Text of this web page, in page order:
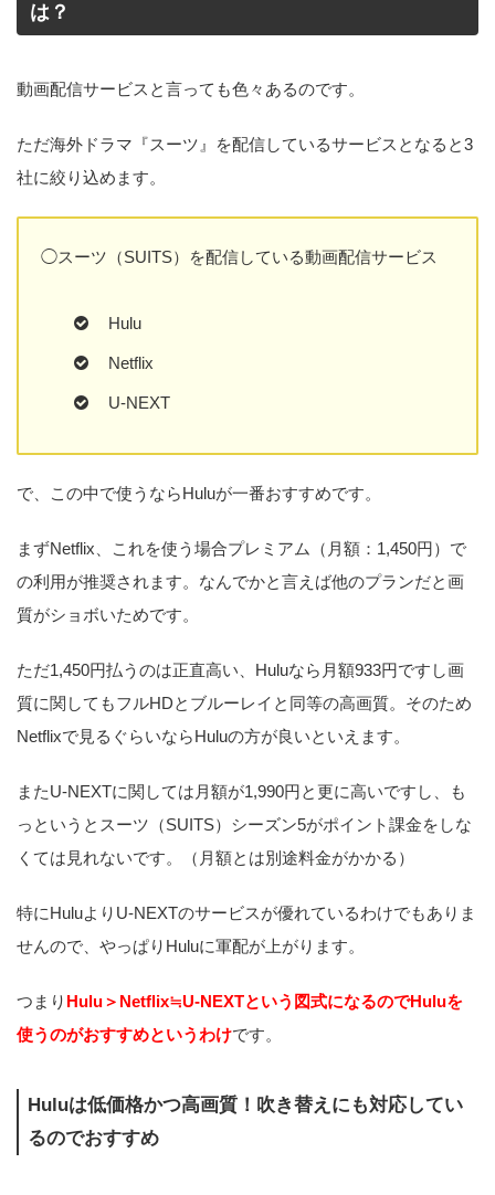
は？
動画配信サービスと言っても色々あるのです。
ただ海外ドラマ『スーツ』を配信しているサービスとなると3
社に絞り込めます。
◯スーツ（SUITS）を配信している動画配信サービス
Hulu
Netflix
U-NEXT
で、この中で使うならHuluが一番おすすめです。
まずNetflix、これを使う場合プレミアム（月額：1,450円）で
の利用が推奨されます。なんでかと言えば他のプランだと画
質がショボいためです。
ただ1,450円払うのは正直高い、Huluなら月額933円ですし画
質に関してもフルHDとブルーレイと同等の高画質。そのため
Netflixで見るぐらいならHuluの方が良いといえます。
またU-NEXTに関しては月額が1,990円と更に高いですし、も
っというとスーツ（SUITS）シーズン5がポイント課金をしな
くては見れないです。（月額とは別途料金がかかる）
特にHuluよりU-NEXTのサービスが優れているわけでもありま
せんので、やっぱりHuluに軍配が上がります。
つまり Hulu＞Netflix≒U-NEXTという図式になるのでHuluを
使うのがおすすめというわけです。
Huluは低価格かつ高画質！吹き替えにも対応してい
るのでおすすめ